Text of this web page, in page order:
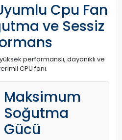
Cpu Fan
ve Sessiz
performanslı, dayanıklı ve
CPU fanı.
Maksimum
Soğutma
Gücü